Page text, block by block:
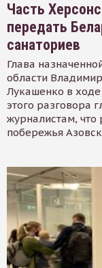
Часть
передать
санаториев
Глава
области
Лукашенко в
этого разговора
журналистам, что
побережья